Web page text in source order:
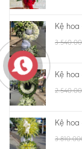
Kệ hoa
Kệ hoa
Kệ hoa